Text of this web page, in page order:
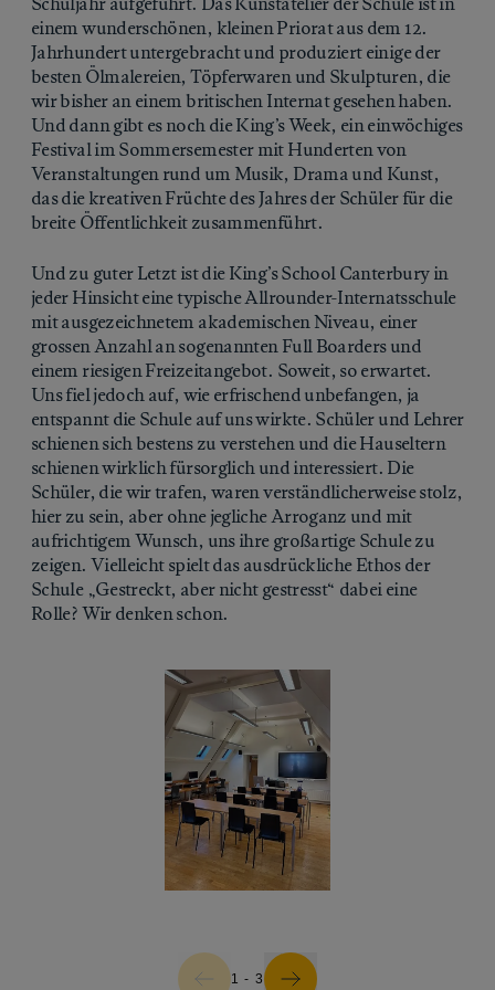
einem wunderschönen, kleinen Priorat aus dem 12.
Jahrhundert untergebracht und produziert einige der
besten Ölmalereien, Töpferwaren und Skulpturen, die
wir bisher an einem britischen Internat gesehen haben.
Und dann gibt es noch die King’s Week, ein einwöchiges
Festival im Sommersemester mit Hunderten von
Veranstaltungen rund um Musik, Drama und Kunst,
das die kreativen Früchte des Jahres der Schüler für die
breite Öffentlichkeit zusammenführt.
Und zu guter Letzt ist die King’s School Canterbury in
jeder Hinsicht eine typische Allrounder-Internatsschule
mit ausgezeichnetem akademischen Niveau, einer
grossen Anzahl an sogenannten Full Boarders und
einem riesigen Freizeitangebot. Soweit, so erwartet.
Uns fiel jedoch auf, wie erfrischend unbefangen, ja
entspannt die Schule auf uns wirkte. Schüler und Lehrer
schienen sich bestens zu verstehen und die Hauseltern
schienen wirklich fürsorglich und interessiert. Die
Schüler, die wir trafen, waren verständlicherweise stolz,
hier zu sein, aber ohne jegliche Arroganz und mit
aufrichtigem Wunsch, uns ihre großartige Schule zu
zeigen. Vielleicht spielt das ausdrückliche Ethos der
Schule „Gestreckt, aber nicht gestresst“ dabei eine
Rolle? Wir denken schon.
1 - 3